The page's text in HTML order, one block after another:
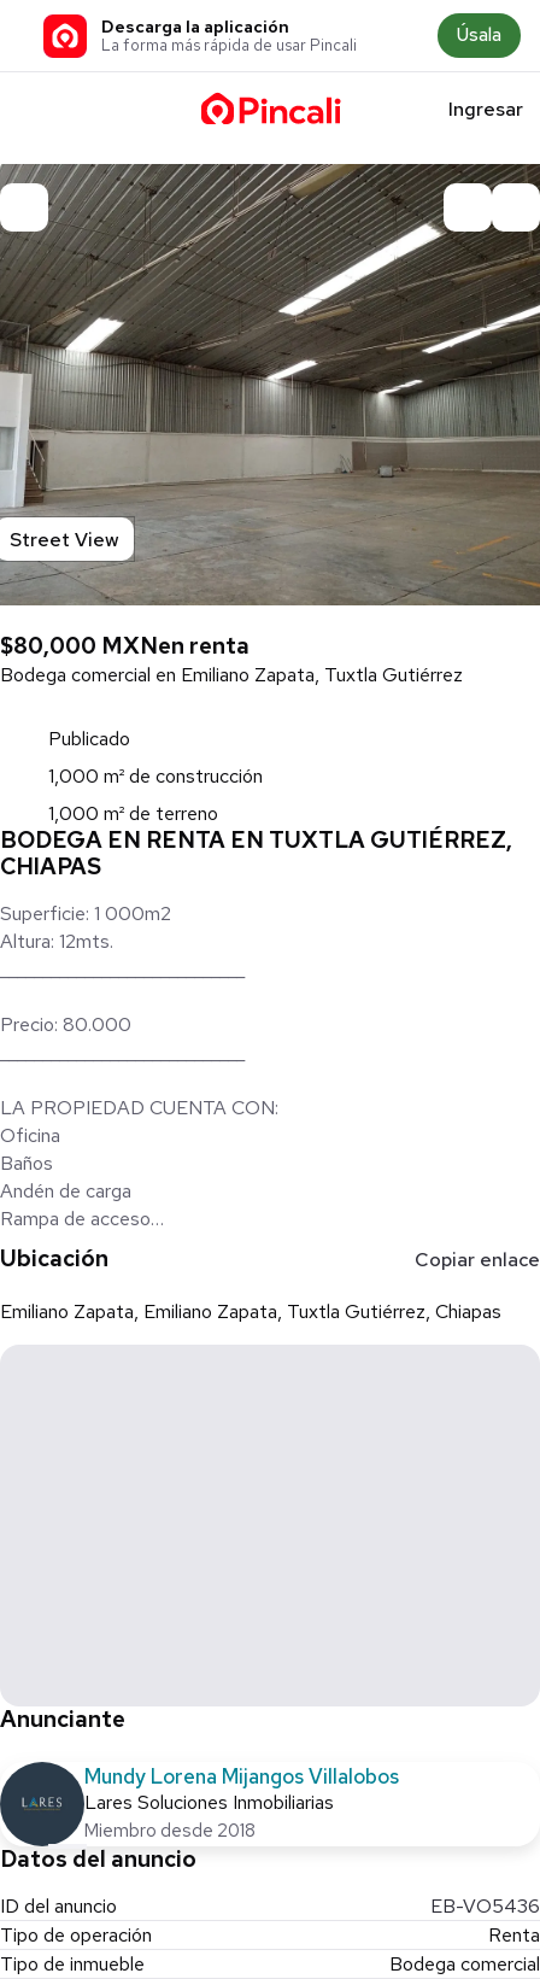
Descarga la aplicación
La forma más rápida de usar Pincali Úsala
Ingresar
Street View
$80,000 MXNen renta
Bodega comercial en Emiliano Zapata, Tuxtla Gutiérrez
Publicado
1,000 m² de construcción
1,000 m² de terreno
BODEGA EN RENTA EN TUXTLA GUTIÉRREZ,
CHIAPAS
Superficie: 1 000m2
Altura: 12mts.
Precio: 80.000
LA PROPIEDAD CUENTA CON:
Oficina
Baños
Andén de carga
Rampa de acceso
Patio de maniobra
Luz bifásica
______________________________
SERVICIOS:
Pago de luz: independiente
Ubicación Copiar enlace
Emiliano Zapata, Emiliano Zapata, Tuxtla Gutiérrez, Chiapas
Anunciante
Mundy Lorena Mijangos Villalobos
Lares Soluciones Inmobiliarias
Miembro desde 2018
Datos del anuncio
ID del anuncio
EB-VO5436
Tipo de operación
Renta
Tipo de inmueble
Bodega comercial